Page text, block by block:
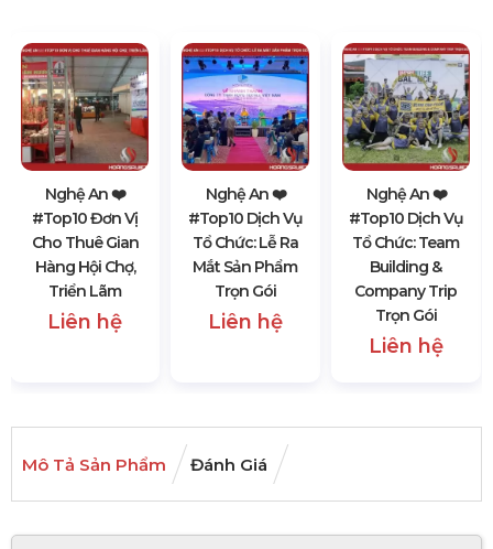
Nghệ An ❤️️
#top10 Đơn Vị
Cho Thuê Gian
Hàng Hội Chợ,
Triển Lãm
Liên hệ
Nghệ An ❤️️
#top10 Dịch Vụ
Tổ Chức: Lễ Ra
Mắt Sản Phẩm
Trọn Gói
Liên hệ
Nghệ An ❤️️
#top10 Dịch Vụ
Tổ Chức: Team
Building &
Company Trip
Trọn Gói
Liên hệ
Mô Tả Sản Phẩm Đánh Giá